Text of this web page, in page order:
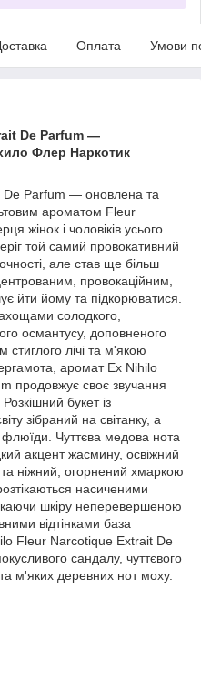
Оплата Умови
De Parfum —
Флер Наркотик
De Parfum — оновлена та
ароматом Fleur
жінок і чоловіків усього
той самий провокативний
але став ще більш
провокаційним,
йти йому та підкорюватися.
солодкого,
османтусу, доповненого
стиглого лічі та м'якою
аромат Ex Nihilo
продовжує своє звучання
букет із
зібраний на світанку, а
флюїди. Чуттєва медова нота
акцент жасмину, освіжний
та ніжний, огорнений хмаркою
насиченими
шкіру неперевершеною
відтінками база
Fleur Narcotique Extrait De
сандалу, чуттєвого
м'яких деревних нот моху.